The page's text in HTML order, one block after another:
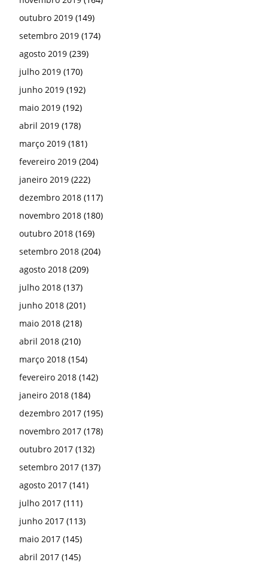
outubro 2019 (149)
setembro 2019 (174)
agosto 2019 (239)
julho 2019 (170)
junho 2019 (192)
maio 2019 (192)
abril 2019 (178)
março 2019 (181)
fevereiro 2019 (204)
janeiro 2019 (222)
dezembro 2018 (117)
novembro 2018 (180)
outubro 2018 (169)
setembro 2018 (204)
agosto 2018 (209)
julho 2018 (137)
junho 2018 (201)
maio 2018 (218)
abril 2018 (210)
março 2018 (154)
fevereiro 2018 (142)
janeiro 2018 (184)
dezembro 2017 (195)
novembro 2017 (178)
outubro 2017 (132)
setembro 2017 (137)
agosto 2017 (141)
julho 2017 (111)
junho 2017 (113)
maio 2017 (145)
abril 2017 (145)